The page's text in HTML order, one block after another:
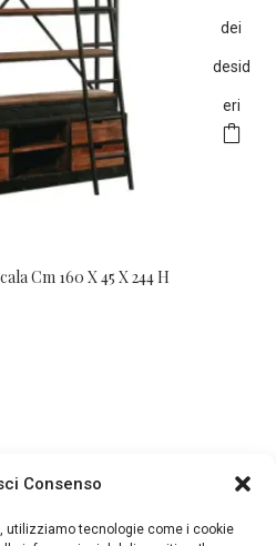
Consenso
utilizziamo tecnologie come i cookie
dei
desid
eri
Cm 160 X 45 X 244 H